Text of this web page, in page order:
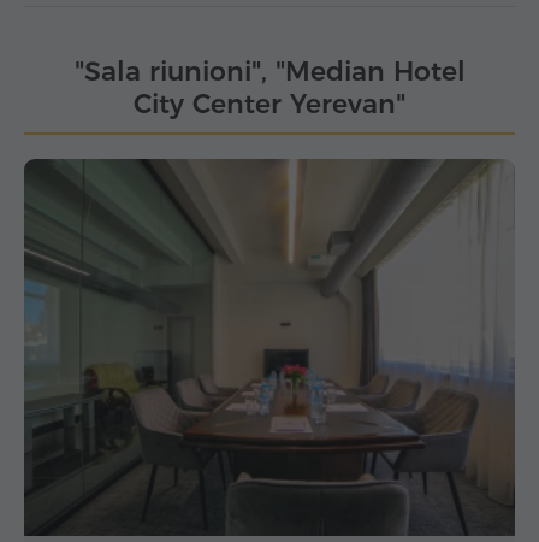
"Sala riunioni", "Median Hotel
City Center Yerevan"